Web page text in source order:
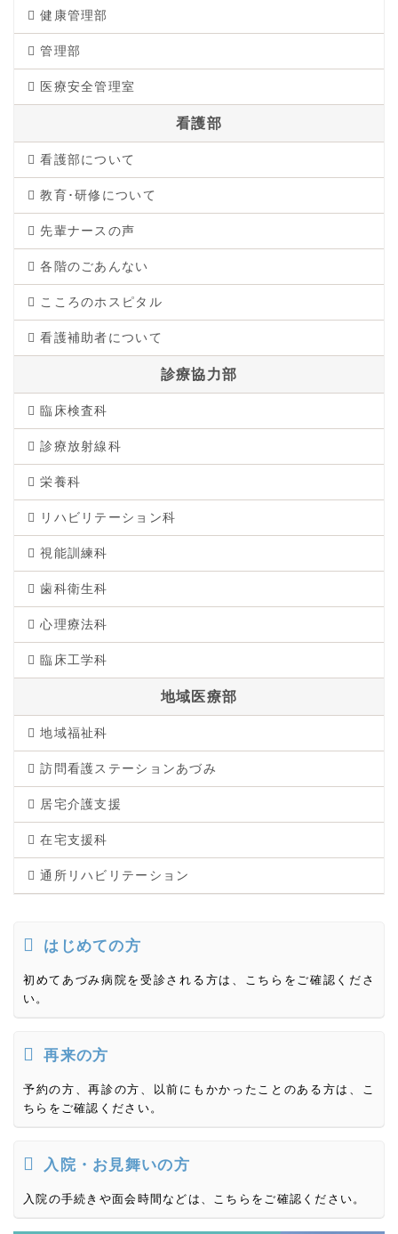
健康管理部
管理部
医療安全管理室
看護部
看護部について
教育･研修について
先輩ナースの声
各階のごあんない
こころのホスピタル
看護補助者について
診療協力部
臨床検査科
診療放射線科
栄養科
リハビリテーション科
視能訓練科
歯科衛生科
心理療法科
臨床工学科
地域医療部
地域福祉科
訪問看護ステーションあづみ
居宅介護支援
在宅支援科
通所リハビリテーション
はじめての方
初めてあづみ病院を受診される方は、こちらをご確認くださ
い。
再来の方
予約の方、再診の方、以前にもかかったことのある方は、こ
ちらをご確認ください。
入院・お見舞いの方
入院の手続きや面会時間などは、こちらをご確認ください。